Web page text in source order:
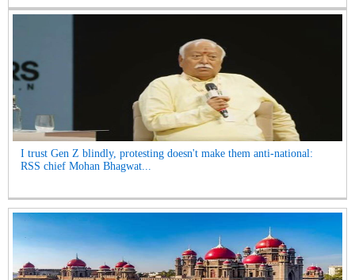
I trust Gen Z blindly, protesting doesn't make them anti-national:
RSS chief Mohan Bhagwat...